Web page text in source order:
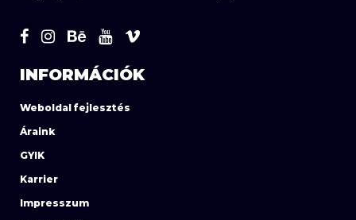
INFORMÁCIÓK
Weboldal fejlesztés
Áraink
GYIK
Karrier
Impresszum